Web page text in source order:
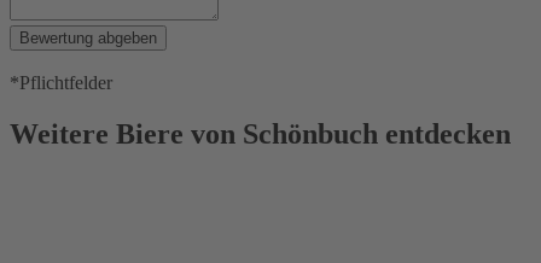
Bewertung abgeben
*Pflichtfelder
Weitere Biere von Schönbuch entdecken